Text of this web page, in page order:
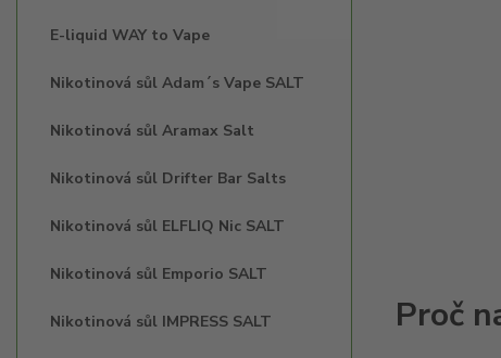
E-liquid WAY to Vape
Nikotinová sůl Adam´s Vape SALT
Nikotinová sůl Aramax Salt
Nikotinová sůl Drifter Bar Salts
Nikotinová sůl ELFLIQ Nic SALT
Nikotinová sůl Emporio SALT
Nikotinová sůl IMPRESS SALT